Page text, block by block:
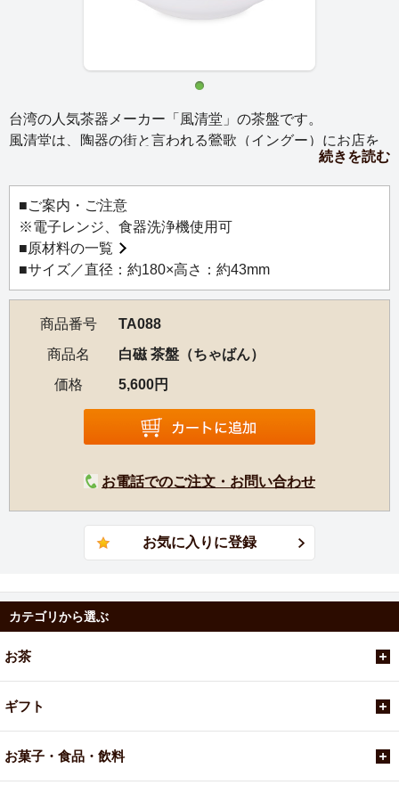
台湾の人気茶器メーカー「風清堂」の茶盤です。
風清堂は、陶器の街と言われる鶯歌（イングー）にお店を
構えており、美しい白磁とシンプルなデザインが特徴で
す。
【工夫茶器（くんぷうちゃき）の使い方】
①茶盤の中央部に茶壺を乗せます。
②茶壺の中に茶葉を入れ、上からお湯をかけながらお茶を
浸出させます。
④茶海から、筒形の聞香杯にお茶を注ぎ、聞香杯から茶杯
にお茶を移します。
⑤聞香杯に残った香りを楽しみます。
続きを読む
■ご案内・ご注意
※電子レンジ、食器洗浄機使用可
■原材料の一覧
■サイズ／直径：約180×高さ：約43mm
商品番号
TA088
商品名
白磁 茶盤（ちゃばん）
価格
5,600円
お電話でのご注文・お問い合わせ
カテゴリから選ぶ
お茶
ギフト
お菓子・食品・飲料